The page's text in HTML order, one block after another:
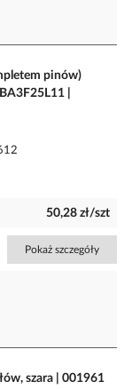
pinów)
|
50,28 zł/szt
Pokaż szczegóły
szara | 001961